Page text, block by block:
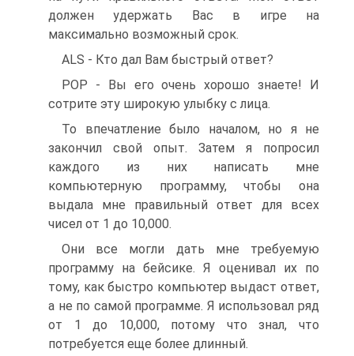
должен удержать Вас в игре на
максимально возможный срок.
ALS - Кто дал Вам быстрый ответ?
POP - Вы его очень хорошо знаете! И
сотрите эту широкую улыбку с лица.
То впечатление было началом, но я не
закончил свой опыт. Затем я попросил
каждого из них написать мне
компьютерную программу, чтобы она
выдала мне правильный ответ для всех
чисел от 1 до 10,000.
Они все могли дать мне требуемую
программу на бейсике. Я оценивал их по
тому, как быстро компьютер выдаст ответ,
а не по самой программе. Я использовал ряд
от 1 до 10,000, потому что знал, что
потребуется еще более длинный.